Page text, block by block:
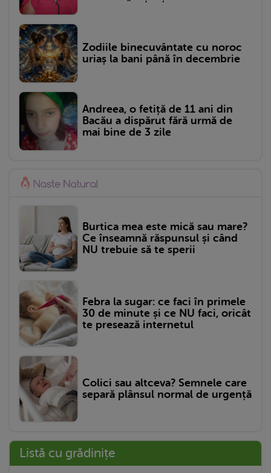
Zodiile binecuvântate cu noroc
uriaș la bani până în decembrie
Andreea, o fetiță de 11 ani din
Bacău a dispărut fără urmă de
mai bine de 3 zile
Burtica mea este mică sau mare?
Ce înseamnă răspunsul și când
NU trebuie să te sperii
Febra la sugar: ce faci în primele
30 de minute și ce NU faci, oricât
te presează internetul
Colici sau altceva? Semnele care
separă plânsul normal de urgență
Listă cu grădinițe